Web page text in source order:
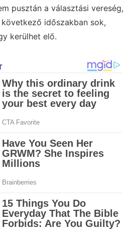
pusztán a választási vereség,
időszakban sok,
kerülhet elő.